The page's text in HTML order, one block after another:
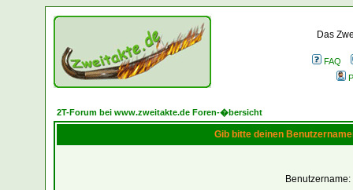
Das
FAQ
2T-Forum bei www.zweitakte.de Foren-�bersicht
Gib bitte deinen
Benutzername: